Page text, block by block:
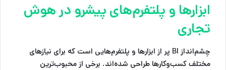
ابزارها و پلتفرم‌های پیشرو در هوش
تجاری
چشم‌انداز BI پر از ابزارها و پلتفرم‌هایی است که برای نیازهای
مختلف کسب‌وکارها طراحی شده‌اند. برخی از محبوب‌ترین